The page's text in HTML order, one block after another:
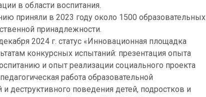
в области воспитания.
приняли в 2023 году около 1500 образовательных
принадлежности.
2024 г. статус «Инновационная площадка
конкурсных испытаний: презентация опыта
и опыт реализации социального проекта
работа образовательной
деструктивного поведения детей, подростков и